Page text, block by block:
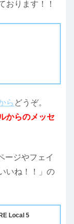
おります！！
ら どうぞ。
からのメッセ
ージやフェイ
いね！！」の
Local 5